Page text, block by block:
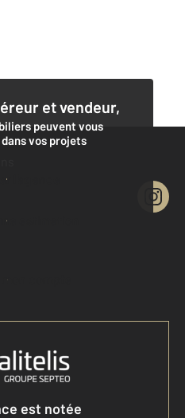
et vendeur,
peuvent vous
vos projets
l'agence
estimation
mon compte
est notée